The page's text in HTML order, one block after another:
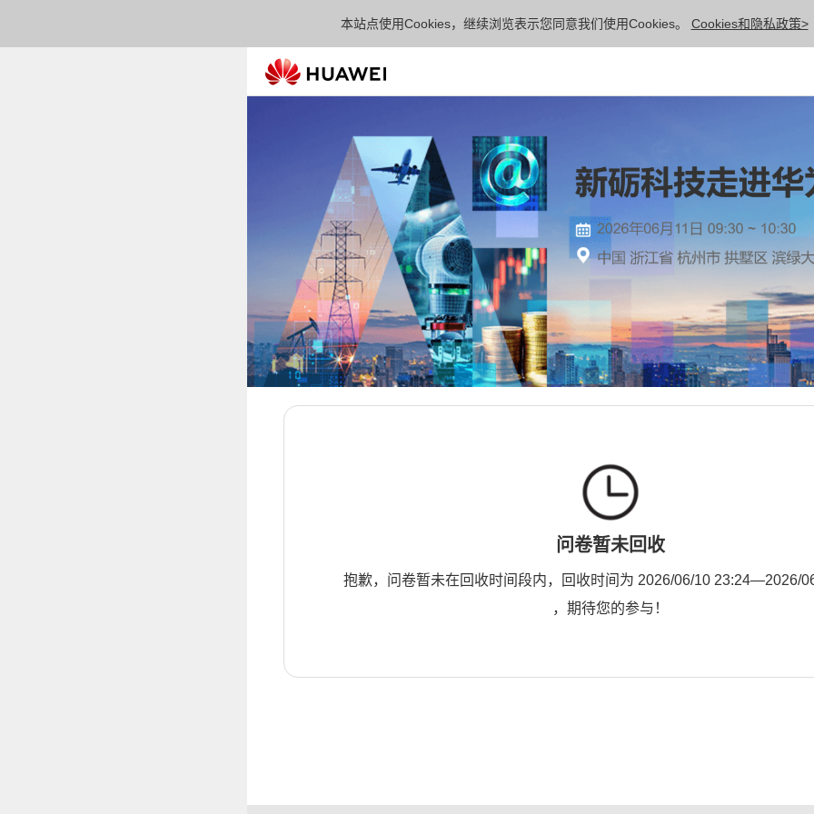
本站点使用Cookies，继续浏览表示您同意我们使用Cookies。 Cookies和隐私政策>
问卷暂未回收
抱歉，问卷暂未在回收时间段内，回收时间为 2026/06/10 23:24—2026/
，期待您的参与！